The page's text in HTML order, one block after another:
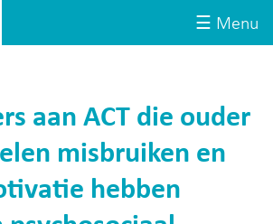
☰ Menu
aan ACT die ouder
misbruiken en
hebben